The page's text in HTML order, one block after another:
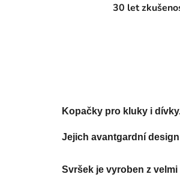
30 let
Kopačky pro kluky i
Jejich avantgardní
Svršek je vyroben z